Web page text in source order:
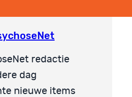
redactie
dag
nieuwe items